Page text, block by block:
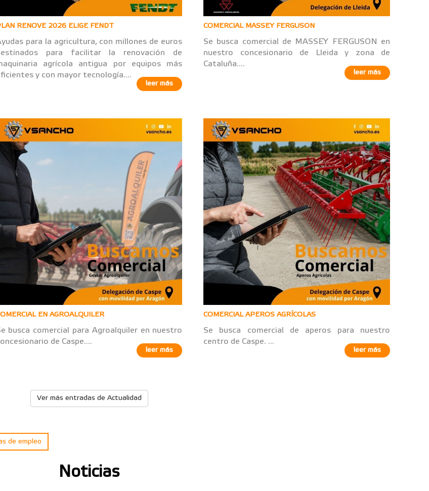
RENOVE 2026 ELIGE FENDT
para la agricultura, con millones de euros
para facilitar la renovación de
agrícola antigua por equipos más
y con mayor tecnología....
leer más
COMERCIAL MASSEY FERGUSON
Se busca comercial de MASSEY FERGUSON en
nuestro concesionario de Lleida y zona de
Cataluña....
leer más
EN AGROALQUILER
busca comercial para Agroalquiler en nuestro
de Caspe....
leer más
COMERCIAL APEROS AGRÍCOLAS
Se busca comercial de aperos para nuestro
centro de Caspe. ...
leer más
Ver más entradas de Actualidad
de empleo
Noticias